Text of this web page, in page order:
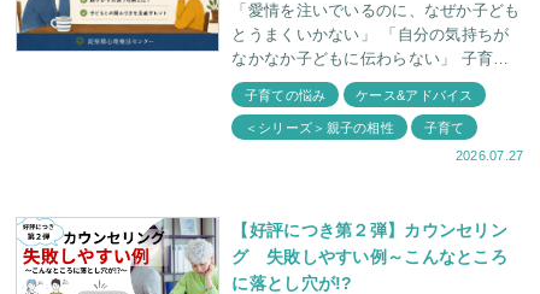
「愛情を注いでいるのに、なぜか子ども
とうまくいかない」 「自分の気持ちが
なかなか子どもに伝わらない」 子育て
をしていると、そんなもどかしさを感じ
ることがあります。 2026年5月25日、淀
屋
子育ての悩み ケース&アドバイス
＜シリーズ＞親子の相性
子育て
2026.07.27
【好評につき第２弾】カウンセリン
グ 失敗しやすい例～こんなところ
に落とし穴が!?